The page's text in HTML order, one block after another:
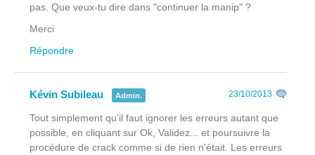
pas. Que veux-tu dire dans "continuer la manip" ?
Merci
Répondre
Kévin Subileau Admin. 23/10/2013
Tout simplement qu'il faut ignorer les erreurs autant que
possible, en cliquant sur Ok, Validez... et poursuivre la
procédure de crack comme si de rien n'était. Les erreurs